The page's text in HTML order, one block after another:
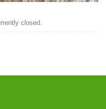
closed.